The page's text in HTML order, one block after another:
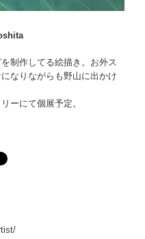
制作してる絵描き。お外ス
なりながらも野山に出かけ
ーにて個展予定。